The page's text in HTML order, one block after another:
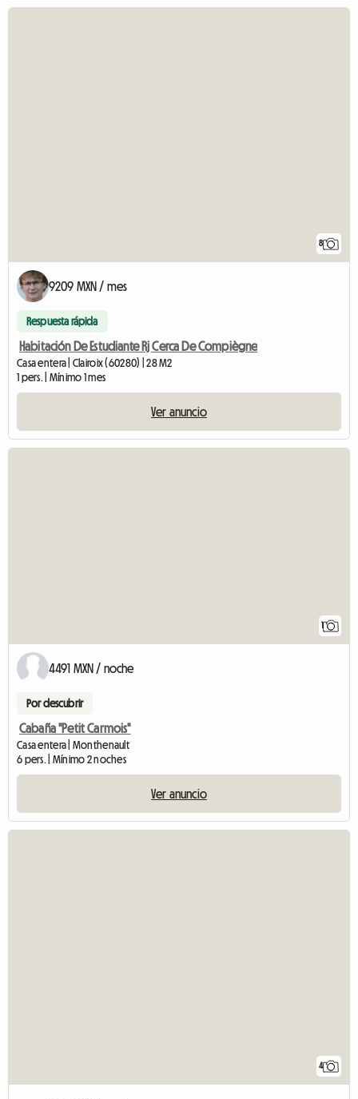
8
9209 MXN / mes
Respuesta rápida
Habitación De Estudiante Rj Cerca De Compiègne
Casa entera | Clairoix (60280) | 28 M2
1 pers. | Mínimo 1 mes
Ver anuncio
1
4491 MXN / noche
Por descubrir
Cabaña "Petit Carmois"
Casa entera | Monthenault
6 pers. | Mínimo 2 noches
Ver anuncio
4